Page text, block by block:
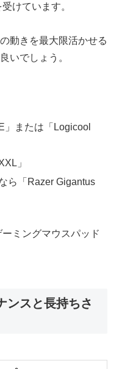
けています。
動きを最大限活かせる
いでしょう。
」または「Logicool
」
ら「Razer Gigantus
ミングマウスパッド
ンスと長持ちさ